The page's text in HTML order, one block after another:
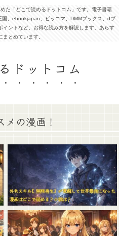
た「どこで読めるドットコム」です。電子書籍
国、ebookjapan、ピッコマ、DMMブックス、dブ
ントなど、お得な読み方を解説します。あらす
まとめています。
ドットコム
の漫画！